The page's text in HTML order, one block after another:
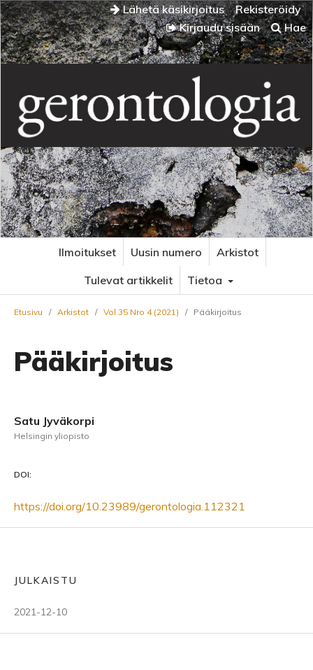
Lähetä käsikirjoitus
Rekisteröidy
Kirjaudu sisään
Hae
Ilmoitukset Uusin numero
Arkistot
Tulevat artikkelit
Tietoa
Etusivu / Arkistot / Vol 35 Nro 4 (2021) / Pääkirjoitus
Pääkirjoitus
Satu Jyväkorpi
Helsingin yliopisto
DOI:
https://doi.org/10.23989/gerontologia.112321
JULKAISTU
2021-12-10